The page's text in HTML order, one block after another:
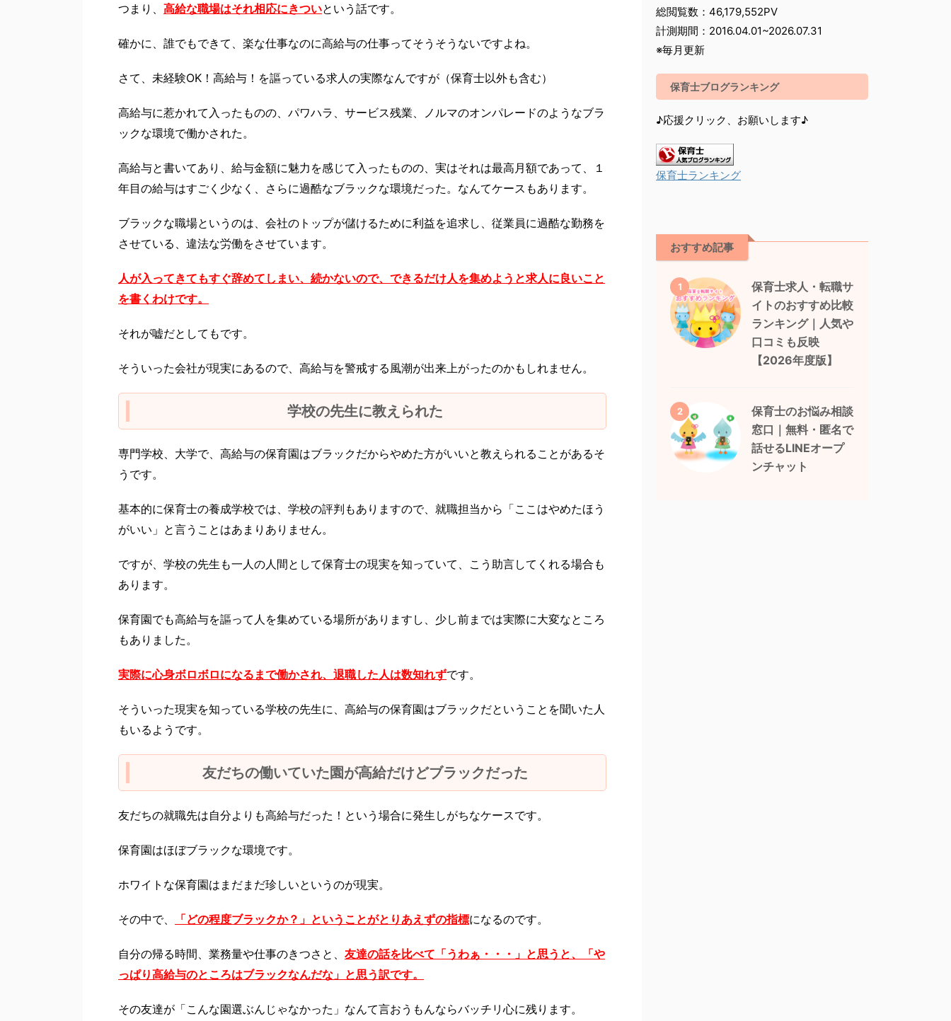
つまり、 高給な職場はそれ相応にきついという話です。
確かに、誰でもできて、楽な仕事なのに高給与の仕事ってそうそうないですよね。
さて、未経験OK！高給与！を謳っている求人の実際なんですが（保育士以外も含む）
高給与に惹かれて入ったものの、パワハラ、サービス残業、ノルマのオンパレードのようなブラ
ックな環境で働かされた。
高給与と書いてあり、給与金額に魅力を感じて入ったものの、実はそれは最高月額であって、１
年目の給与はすごく少なく、さらに過酷なブラックな環境だった。なんてケースもあります。
ブラックな職場というのは、会社のトップが儲けるために利益を追求し、従業員に過酷な勤務を
させている、違法な労働をさせています。
人が入ってきてもすぐ辞めてしまい、続かないので、できるだけ人を集めようと求人に良いこと
を書くわけです。
それが嘘だとしてもです。
そういった会社が現実にあるので、高給与を警戒する風潮が出来上がったのかもしれません。
学校の先生に教えられた
専門学校、大学で、高給与の保育園はブラックだからやめた方がいいと教えられることがあるそ
うです。
基本的に保育士の養成学校では、学校の評判もありますので、就職担当から「ここはやめたほう
がいい」と言うことはあまりありません。
ですが、学校の先生も一人の人間として保育士の現実を知っていて、こう助言してくれる場合も
あります。
保育園でも高給与を謳って人を集めている場所がありますし、少し前までは実際に大変なところ
もありました。
実際に心身ボロボロになるまで働かされ、退職した人は数知れずです。
そういった現実を知っている学校の先生に、高給与の保育園はブラックだということを聞いた人
もいるようです。
友だちの働いていた園が高給だけどブラックだった
友だちの就職先は自分よりも高給与だった！という場合に発生しがちなケースです。
保育園はほぼブラックな環境です。
ホワイトな保育園はまだまだ珍しいというのが現実。
その中で、 「どの程度ブラックか？」ということがとりあえずの指標になるのです。
自分の帰る時間、業務量や仕事のきつさと、 友達の話を比べて「うわぁ・・・」と思うと、「や
っぱり高給与のところはブラックなんだな」と思う訳です。
その友達が「こんな園選ぶんじゃなかった」なんて言おうもんならバッチリ心に残ります。
総閲覧数：46,179,552PV
計測期間：2016.04.01~2026.07.31
※毎月更新
保育士ブログランキング
♪応援クリック、お願いします♪
保育士ランキング
おすすめ記事
1
保育士求人・転職サ
イトのおすすめ比較
ランキング｜人気や
口コミも反映
【2026年度版】
2
保育士のお悩み相談
窓口｜無料・匿名で
話せるLINEオープ
ンチャット